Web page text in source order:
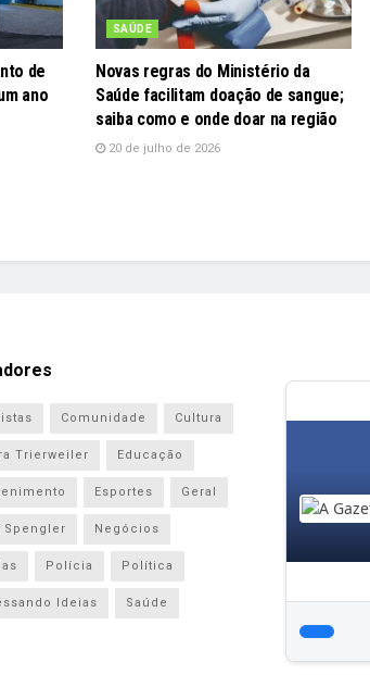
de
ano
SAÚDE
Novas regras do Ministério da
Saúde facilitam doação de sangue;
saiba como e onde doar na região
20 de julho de 2026
Comunidade Cultura
Trierweiler Educação
Esportes Geral
Spengler Negócios
Polícia Política
Ideias Saúde